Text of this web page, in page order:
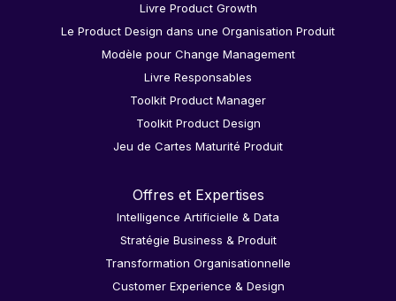
Livre Product Growth
Le Product Design dans une Organisation Produit
Modèle pour Change Management
Livre Responsables
Toolkit Product Manager
Toolkit Product Design
Jeu de Cartes Maturité Produit
Offres et Expertises
Intelligence Artificielle & Data
Stratégie Business & Produit
Transformation Organisationnelle
Customer Experience & Design